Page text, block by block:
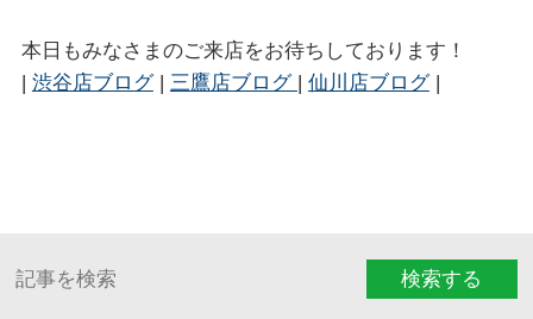
本日もみなさまのご来店をお待ちしております！
| 渋谷店ブログ| 三鷹店ブログ | 仙川店ブログ|
検索する